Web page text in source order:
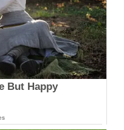
But Happy